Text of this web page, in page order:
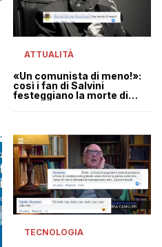
ATTUALITÀ
«Un comunista di meno!»:
così i fan di Salvini
festeggiano la morte di
TECNOLOGIA